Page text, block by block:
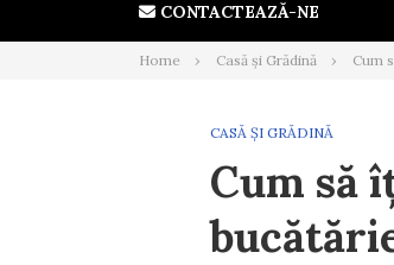
CONTACTEAZĂ-NE
Home Casă și Grădină Cum
CASĂ ȘI GRĂDINĂ
Cum să